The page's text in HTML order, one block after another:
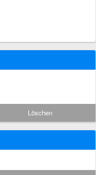
Löschen